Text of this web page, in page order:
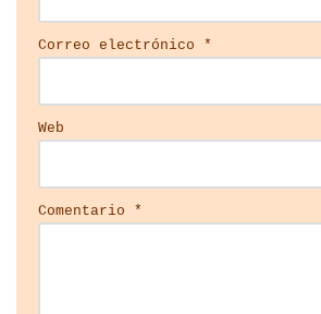
Correo electrónico *
Web
Comentario *